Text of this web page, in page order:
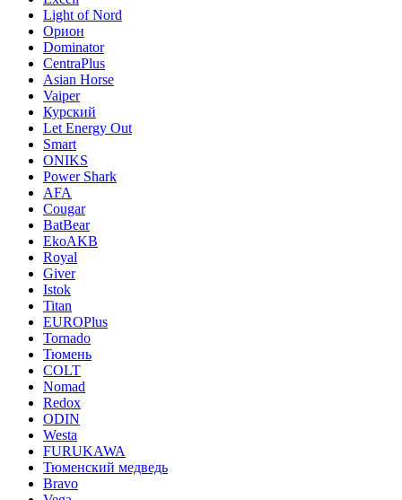
Light of Nord
Орион
Dominator
CentraPlus
Asian Horse
Vaiper
Курский
Let Energy Out
Smart
ONIKS
Power Shark
AFA
Cougar
BatBear
EkoAKB
Royal
Giver
Istok
Titan
EUROPlus
Tornado
Тюмень
COLT
Nomad
Redox
ODIN
Westa
FURUKAWA
Тюменский медведь
Bravo